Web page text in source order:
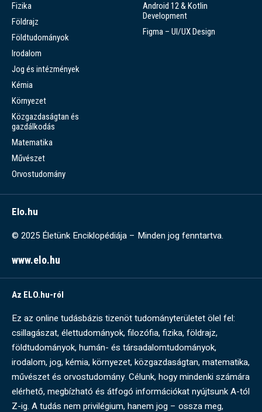
Fizika
Földrajz
Földtudományok
Irodalom
Jog és intézmények
Kémia
Környezet
Közgazdaságtan és
gazdálkodás
Matematika
Művészet
Orvostudomány
Android 12 & Kotlin
Development
Figma – UI/UX Design
Elo.hu
© 2025 Életünk Enciklopédiája – Minden jog fenntartva.
www.elo.hu
Az ELO.hu-ról
Ez az online tudásbázis tizenöt tudományterületet ölel fel:
csillagászat, élettudományok, filozófia, fizika, földrajz,
földtudományok, humán- és társadalomtudományok,
irodalom, jog, kémia, környezet, közgazdaságtan, matematika,
művészet és orvostudomány. Célunk, hogy mindenki számára
elérhető, megbízható és átfogó információkat nyújtsunk A-tól
Z-ig. A tudás nem privilégium, hanem jog – ossza meg,